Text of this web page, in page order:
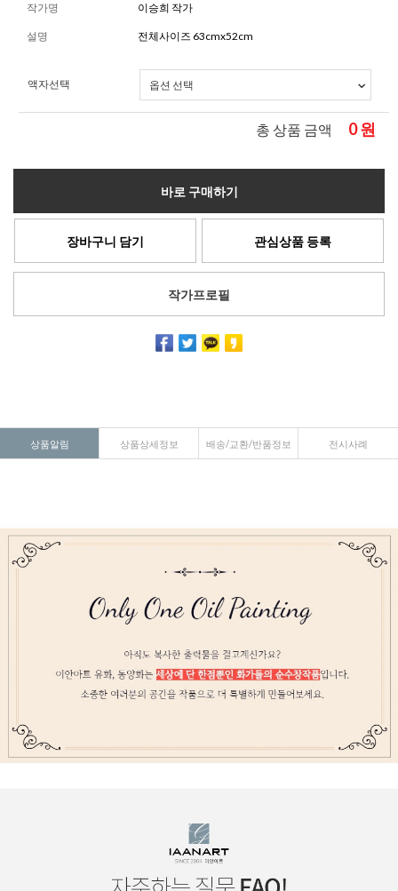
작가명 이승희 작가
설명 전체사이즈 63cmx52cm
액자선택
총 상품 금액 0원
바로 구매하기
장바구니 담기 관심상품 등록
작가프로필
상품알림 상품상세정보 배송/교환/반품정보 전시사례